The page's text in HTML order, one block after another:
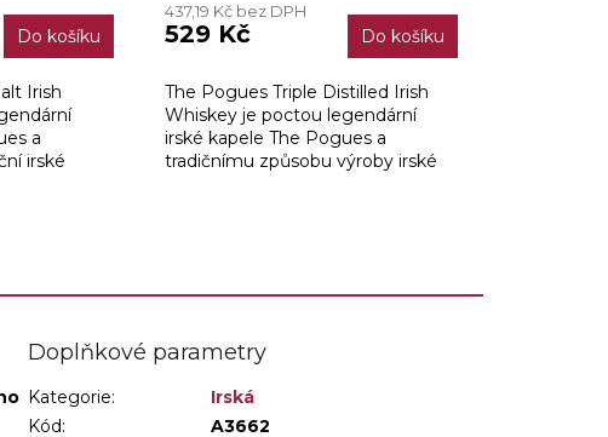
Do košíku
Irish
a
irské
437,19 Kč bez DPH
529 Kč Do košíku
The Pogues Triple Distilled Irish
Whiskey je poctou legendární
irské kapele The Pogues a
tradičnímu způsobu výroby irské
Doplňkové parametry
Kategorie:
Irská
Kód:
A3662